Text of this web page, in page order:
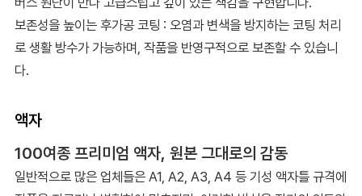
보존성을 높이는 후가공 코팅 : 오염과 변색을 방지하는 코팅 처리
로 생활 방수가 가능하며, 작품을 반영구적으로 보존할 수 있습니
다.
액자
100여종 프리미엄 액자, 원본 그대로의 감동
일반적으로 많은 업체들은 A1, A2, A3, A4 등 기성 액자틀 규격에